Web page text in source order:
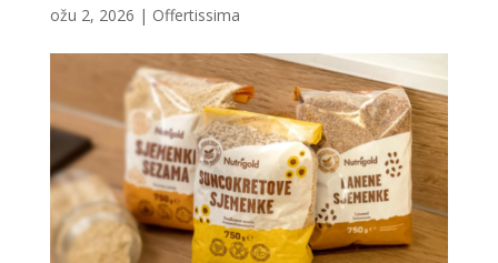
ožu 2, 2026 | Offertissima